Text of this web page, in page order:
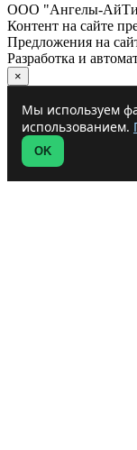
ООО "Ангелы-
Контент на сайте
Предложения на
Разработка и
×
Мы используем
использованием.
OK